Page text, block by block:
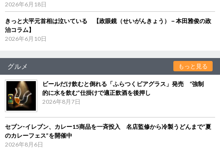
2026年6月18日
きっと大平元首相は泣いている 【政眼鏡（せいがんきょう）－本田雅俊の政
治コラム】
2026年6月10日
グルメ もっと見る
ビールだけ飲むと倒れる「ふらつくビアグラス」発売 “強制
的に水を飲む”仕掛けで適正飲酒を後押し
2026年8月7日
セブン‐イレブン、カレー15商品を一斉投入 名店監修から冷製うどんまで“夏
のカレーフェス”を開催中
2026年8月6日